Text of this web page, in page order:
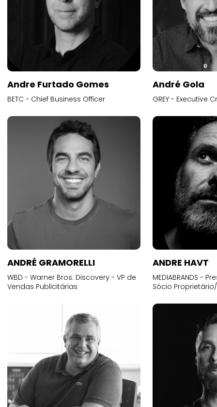
Andre Furtado Gomes
BETC - Chief Business Officer
André Gola
GREY - Executive
ANDRÉ GRAMORELLI
WBD - Warner Bros. Discovery - VP de
Vendas Publicitárias
ANDRE HAVT
MEDIABRANDS -
Sócio